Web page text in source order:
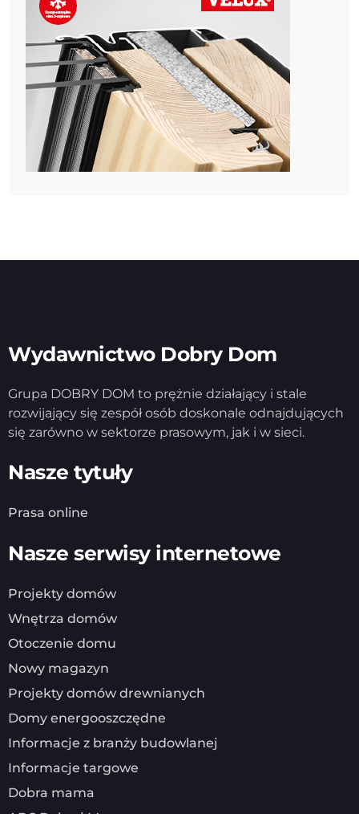
Wydawnictwo Dobry Dom
Grupa DOBRY DOM to prężnie działający i stale
rozwijający się zespół osób doskonale odnajdujących
się zarówno w sektorze prasowym, jak i w sieci.
Nasze tytuły
Prasa online
Nasze serwisy internetowe
Projekty domów
Wnętrza domów
Otoczenie domu
Nowy magazyn
Projekty domów drewnianych
Domy energooszczędne
Informacje z branży budowlanej
Informacje targowe
Dobra mama